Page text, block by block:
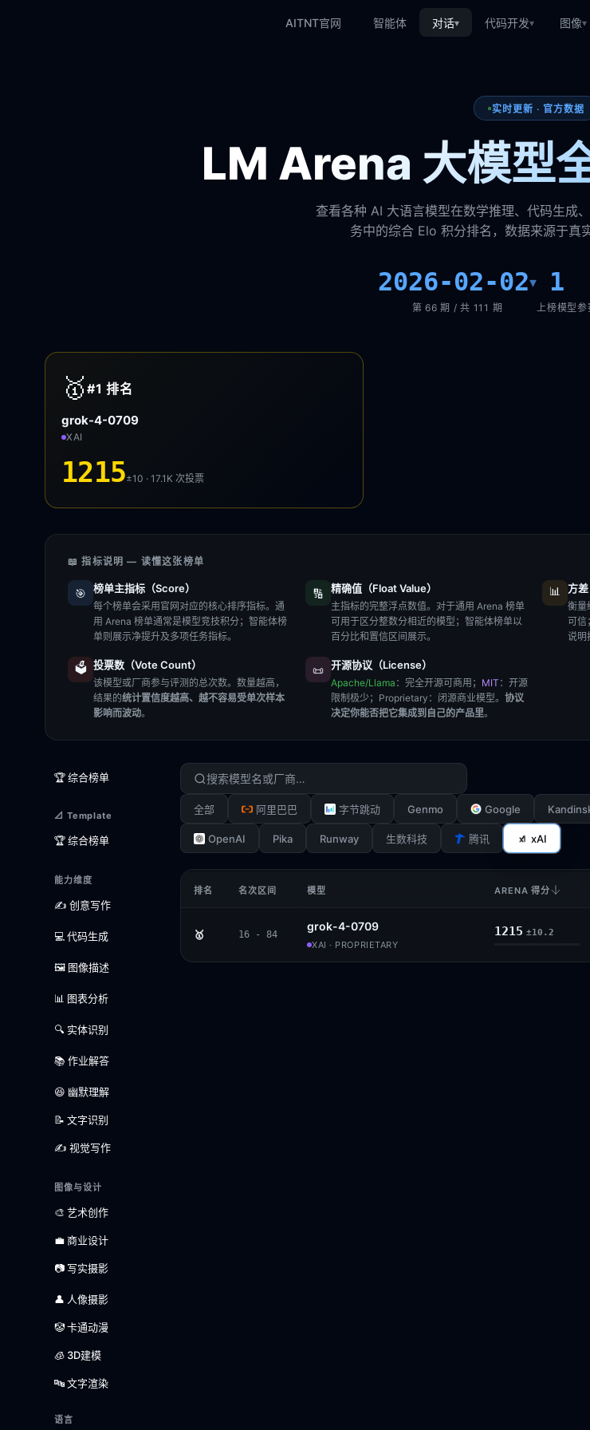
AITNT官网 智能体 对话▾ 代码开发▾ 图像▾
实时更新 · 官方数据
LM Arena 大模型
查看各种 AI 大语言模型在数学推理、代码生成
务中的综合 Elo 积分排名，数据来源于真
2026-02-02▾
第 66 期 / 共 111 期
1
上榜模型参
🥇 #1排名
grok-4-0709
XAI
1215±10 · 17.1K次投票
📖 指标说明 — 读懂这张榜单
🎯 榜单主指标（Score）
每个榜单会采用官网对应的核心排序指标。通
用 Arena 榜单通常是模型竞技积分；智能体榜
单则展示净提升及多项任务指标。
🔢 精确值（Float Value）
主指标的完整浮点数值。对于通用 Arena 榜单
可用于区分整数分相近的模型；智能体榜单以
百分比和置信区间展示。
📊 方差
衡量
可信；
说明
🗳️ 投票数（Vote Count）
该模型或厂商参与评测的总次数。数量越高，
结果的统计置信度越高、越不容易受单次样本
影响而波动。
📜 开源协议（License）
Apache/Llama ：完全开源可商用； MIT ：开源
限制极少； Proprietary ：闭源商业模型。 协议
决定你能否把它集成到自己的产品里。
🏆 综合榜单
📐 Template
🏆 综合榜单
能力维度
✍️ 创意写作
💻 代码生成
🖼️ 图像描述
📊 图表分析
🔍 实体识别
📚 作业解答
😆 幽默理解
📝 文字识别
✍️ 视觉写作
图像与设计
🎨 艺术创作
💼 商业设计
📷 写实摄影
👤 人像摄影
🤡 卡通动漫
🧊 3D建模
🔤 文字渲染
语言
全部 阿里巴巴 字节跳动 Genmo Google
OpenAI Pika Runway 生数科技 腾讯 xAI
排名 名次区间 模型 ARENA 得分
🥇 16 - 84
grok-4-0709
XAI · PROPRIETARY
1215 ±10.2